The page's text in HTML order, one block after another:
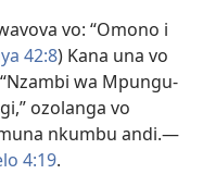
vo: “Omono i
42:8) Kana una vo
wa Mpungu-
ozolanga vo
nkumbu andi.—
4:19.